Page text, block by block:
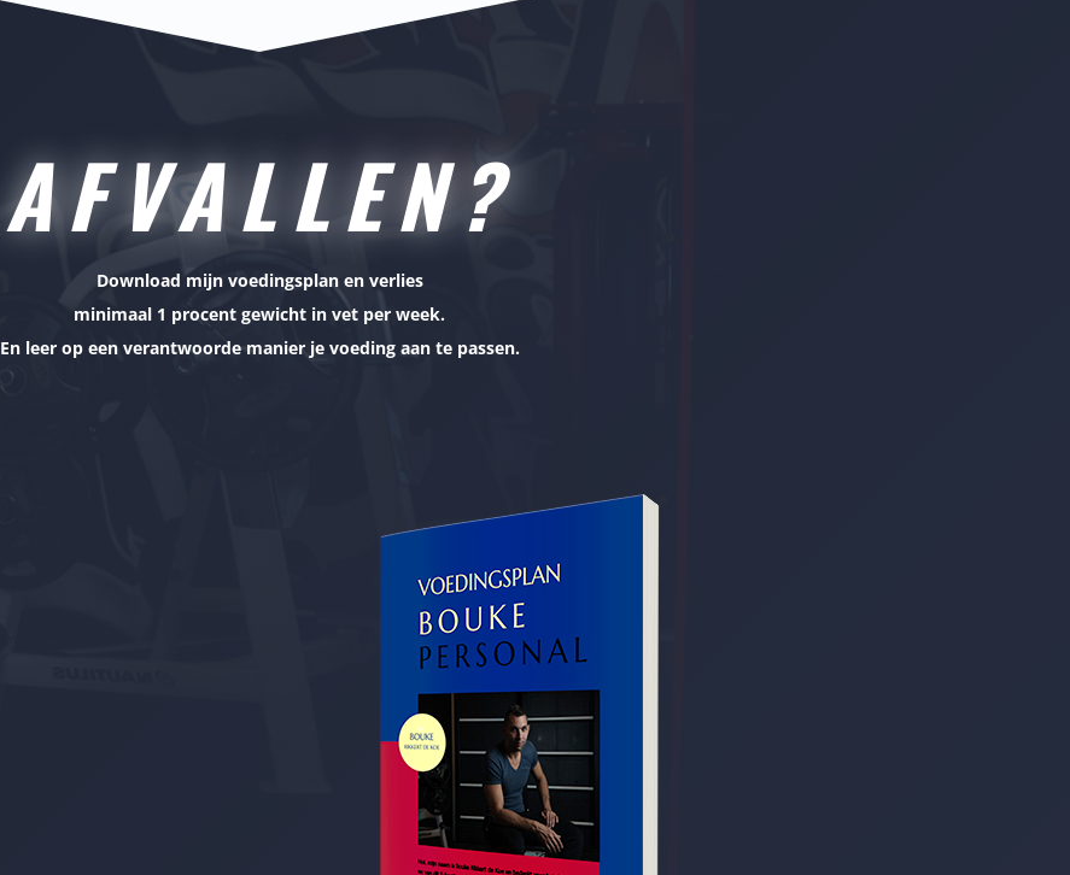
AFVALLEN?
Download mijn voedingsplan en verlies
minimaal 1 procent gewicht in vet per week.
En leer op een verantwoorde manier je voeding aan te passen.